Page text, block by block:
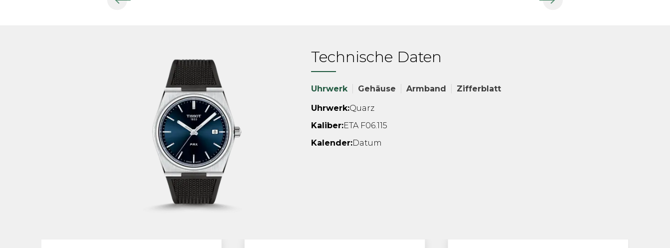
Technische Daten
Uhrwerk Gehäuse Armband Zifferblatt
Uhrwerk:Quarz
Kaliber:ETA F06.115
Kalender:Datum